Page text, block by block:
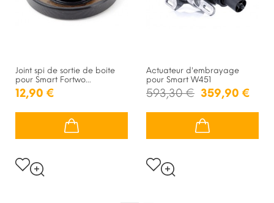
Joint spi de sortie de boite
pour Smart Fortwo...
12,90 €
Actuateur d'embrayage
pour Smart W451
593,30 € 359,90 €